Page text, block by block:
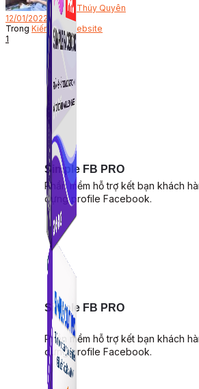
Simple FB PRO
Phần mềm hỗ trợ kết bạn khách
dựng profile Facebook.
Simple FB PRO
Phần mềm hỗ trợ kết bạn khách
dựng profile Facebook.
Bởi Thúy Quyên
12/01/2022
Trong Kiến thức website
1